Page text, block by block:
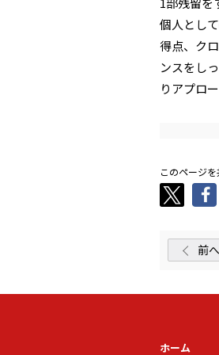
個人とし
得点、ク
ンスをし
りアプロ
このページ
前へ
ホーム